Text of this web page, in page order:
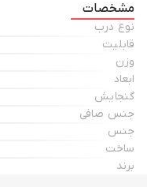
مشخصات
نوع درب
قابلیت
وزن
ابعاد
گنجایش
جنس صافی
جنس
ساخت
برند